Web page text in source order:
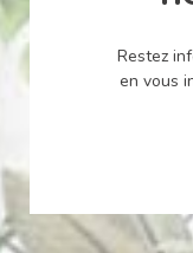
Restez
en vous